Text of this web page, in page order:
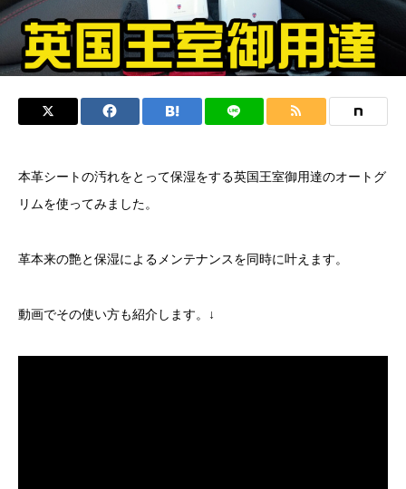
本革シートの汚れをとって保湿をする英国王室御用達のオートグ
リムを使ってみました。
革本来の艶と保湿によるメンテナンスを同時に叶えます。
動画でその使い方も紹介します。↓